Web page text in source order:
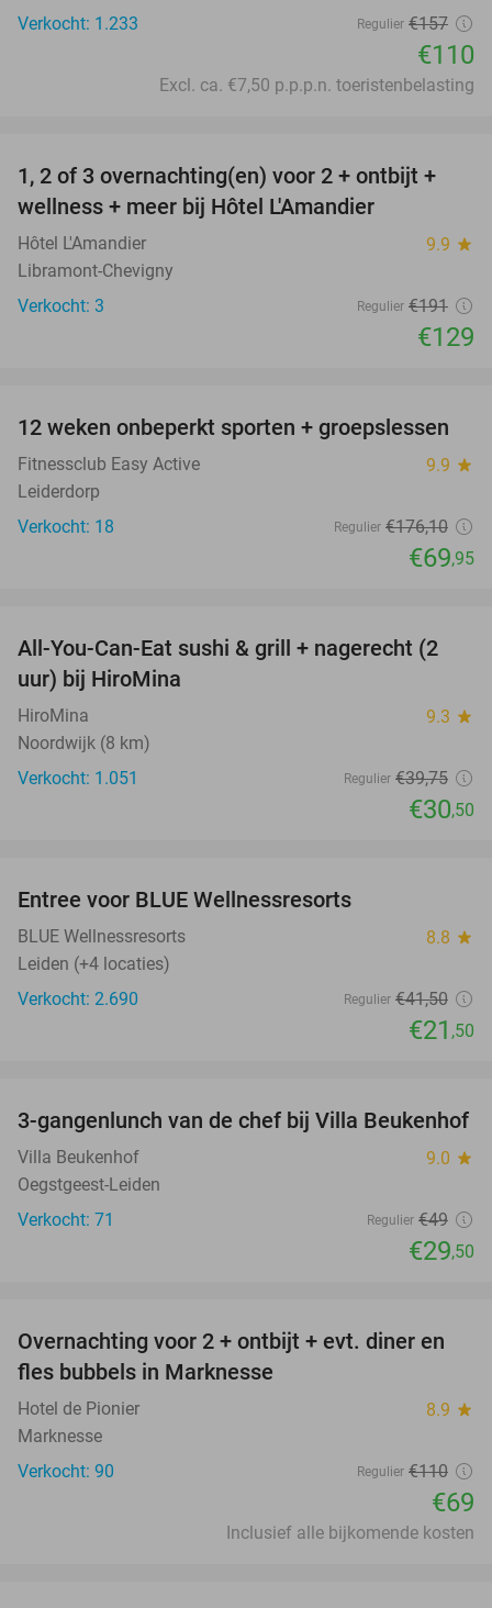
Verkocht: 1.233
Regulier €157
€110
Excl. ca. €7,50 p.p.p.n. toeristenbelasting
32%
TODAY
1, 2 of 3 overnachting(en) voor 2 + ontbijt +
wellness + meer bij Hôtel L'Amandier
Hôtel L'Amandier 9.9 star
Libramont-Chevigny
Verkocht: 3
Regulier €191
€129
60%
12 weken onbeperkt sporten + groepslessen
Fitnessclub Easy Active 9.9 star
Leiderdorp
Verkocht: 18
Regulier €176,10
€69,95
23%
All-You-Can-Eat sushi & grill + nagerecht (2
uur) bij HiroMina
HiroMina 9.3 star
Noordwijk (8 km)
Verkocht: 1.051
Regulier €39,75
€30,50
Entree voor BLUE Wellnessresorts
BLUE Wellnessresorts 8.8 star
Leiden (+4 locaties)
Verkocht: 2.690
Regulier €41,50
€21 ,50
40%
3-gangenlunch van de chef bij Villa Beukenhof
Villa Beukenhof 9.0 star
Oegstgeest-Leiden
Verkocht: 71
Regulier €49
€29,50
37%
Overnachting voor 2 + ontbijt + evt. diner en
fles bubbels in Marknesse
Hotel de Pionier 8.9 star
Marknesse
Verkocht: 90
Regulier €110
€69
Inclusief alle bijkomende kosten